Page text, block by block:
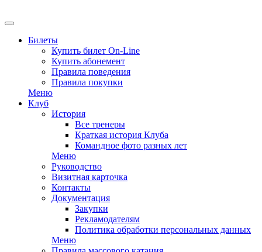
Билеты
Купить билет On-Line
Купить абонемент
Правила поведения
Правила покупки
Меню
Клуб
История
Все тренеры
Краткая история Клуба
Командное фото разных лет
Меню
Руководство
Визитная карточка
Контакты
Документация
Закупки
Рекламодателям
Политика обработки персональных данных
Меню